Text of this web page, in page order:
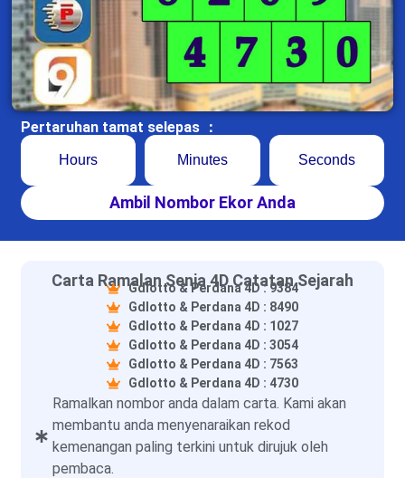
Pertaruhan tamat selepas ：
Hours Minutes Seconds
Ambil Nombor Ekor Anda
Carta Ramalan Senja 4D Catatan Sejarah
Gdlotto & Perdana 4D : 9384
Gdlotto & Perdana 4D : 8490
Gdlotto & Perdana 4D : 1027
Gdlotto & Perdana 4D : 3054
Gdlotto & Perdana 4D : 7563
Gdlotto & Perdana 4D : 4730
Ramalkan nombor anda dalam carta. Kami akan
membantu anda menyenaraikan rekod
kemenangan paling terkini untuk dirujuk oleh
pembaca.